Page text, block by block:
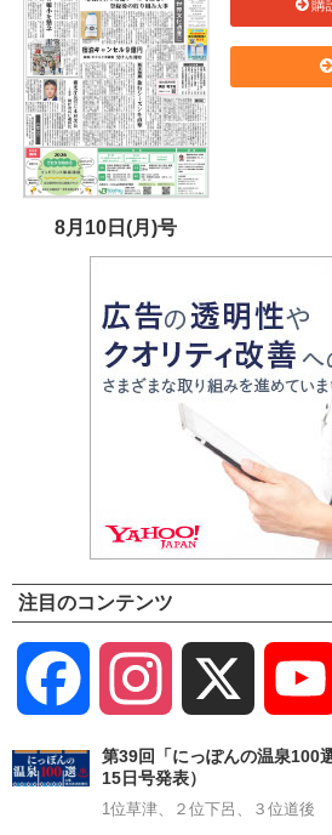
8月10日(月)号
購
注目のコンテンツ
Facebook Instagram
第39回「にっぽんの温泉100
15日号発表）
1位草津、２位下呂、３位道後